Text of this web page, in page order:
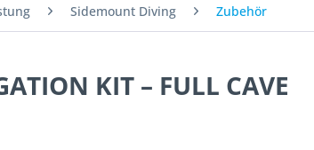
Sidemount Diving Zubehör
KIT – FULL CAVE